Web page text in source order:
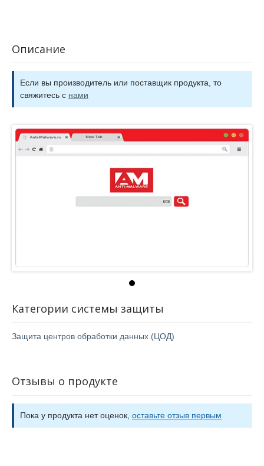
Описание
Если вы производитель или поставщик продукта, то
свяжитесь с нами
Категории системы защиты
Защита центров обработки данных (ЦОД)
Отзывы о продукте
Пока у продукта нет оценок, оставьте отзыв первым